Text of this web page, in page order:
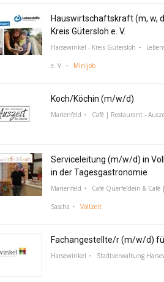
Hauswirtschaftskraft (m, w,
Kreis Gütersloh e. V.
Harsewinkel - Kreis Gütersloh
e. V. Minijob
Koch/Köchin (m/w/d)
Marienfeld Café | Restaurant -
Serviceleitung (m/w/d) in
in der Tagesgastronomie
Marienfeld Café Querfeldein &
Sascha Vollzeit
Fachangestellte/r (m/w/d)
Harsewinkel Stadtverwaltung